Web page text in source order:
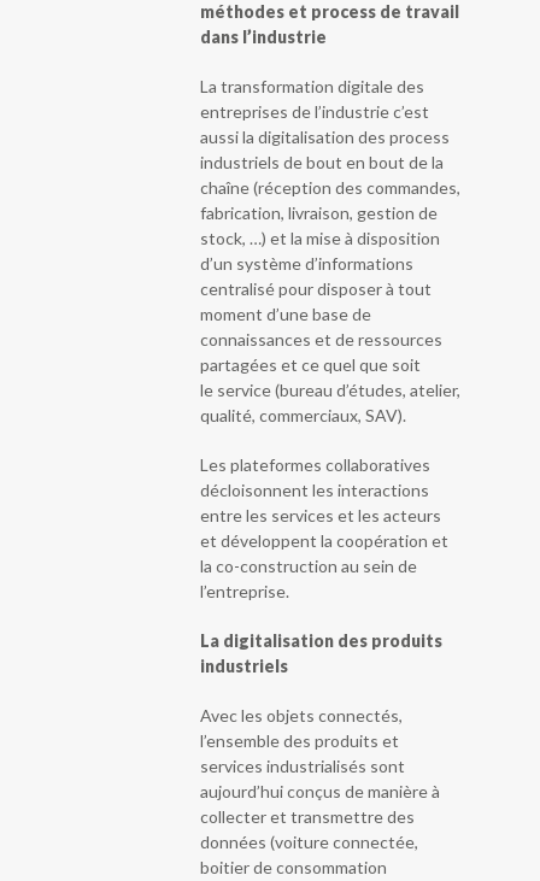
méthodes et process de travail
dans l’industrie
La transformation digitale des
entreprises de l’industrie c’est
aussi la digitalisation des process
industriels de bout en bout de la
chaîne (réception des commandes,
fabrication, livraison, gestion de
stock, …) et la mise à disposition
d’un système d’informations
centralisé pour disposer à tout
moment d’une base de
connaissances et de ressources
partagées et ce quel que soit
le service (bureau d’études, atelier,
qualité, commerciaux, SAV).
Les plateformes collaboratives
décloisonnent les interactions
entre les services et les acteurs
et développent la coopération et
la co-construction au sein de
l’entreprise.
La digitalisation des produits
industriels
Avec les objets connectés,
l’ensemble des produits et
services industrialisés sont
aujourd’hui conçus de manière à
collecter et transmettre des
données (voiture connectée,
boitier de consommation